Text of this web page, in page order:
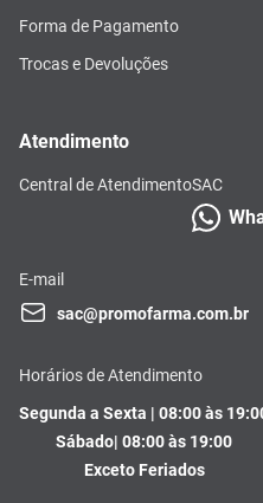
Forma de Pagamento
Trocas e Devoluções
Atendimento
Central de AtendimentoSAC
E-mail
sac@promofarma.com.br
Horários de Atendimento
Segunda a Sexta | 08:00 às
Sábado| 08:00 às 19:00
Exceto Feriados